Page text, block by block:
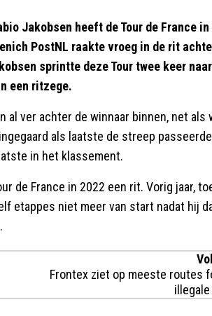
Jakobsen heeft de Tour de France
PostNL raakte vroeg in de rit
sprintte deze Tour twee keer
een ritzege.
al ver achter de winnaar binnen, net als
als laatste de streep
in het klassement.
de France in 2022 een rit. Vorig jaar,
etappes niet meer van start nadat hij
Frontex ziet op meeste routes